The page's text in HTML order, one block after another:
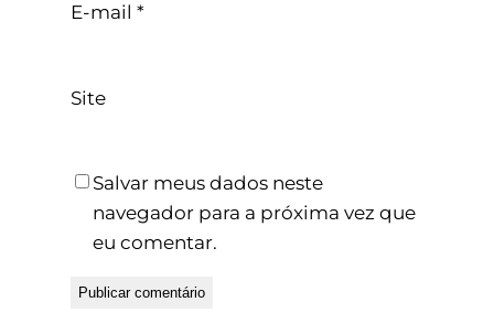
E-mail *
Site
Salvar meus dados neste
navegador para a próxima vez que
eu comentar.